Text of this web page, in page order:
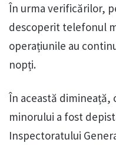
În urma verificărilor,
descoperit telefonul
operațiunile au
nopți.
În această
minorului a fost
Inspectoratului